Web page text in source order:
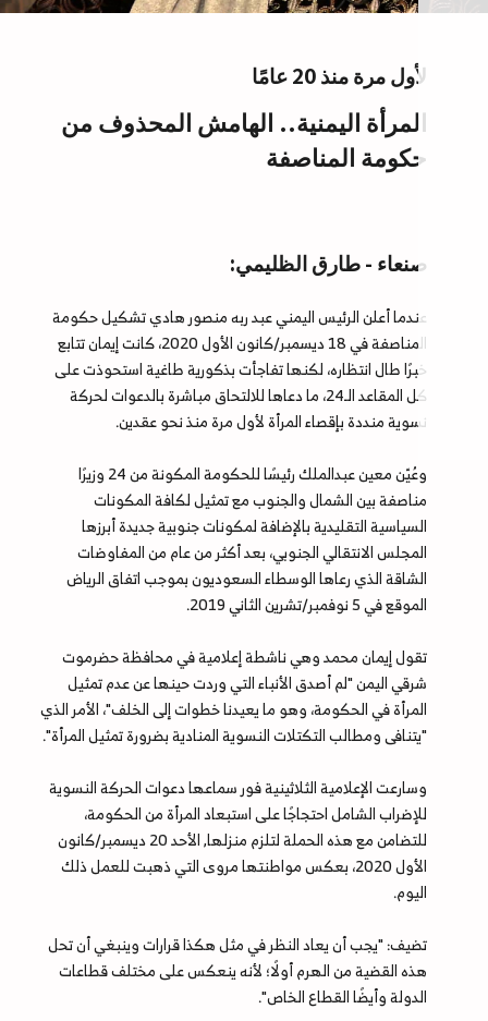
لأول مرة منذ 20 عامًا
المرأة اليمنية.. الهامش المحذوف من
حكومة المناصفة
صنعاء - طارق الظليمي:
عندما أعلن الرئيس اليمني عبد ربه منصور هادي تشكيل حكومة
المناصفة في 18 ديسمبر/كانون الأول 2020، كانت إيمان تتابع
خبرًا طال انتظاره، لكنها تفاجأت بذكورية طاغية استحوذت على
كل المقاعد الـ24، ما دعاها للالتحاق مباشرة بالدعوات لحركة
نسوية منددة بإقصاء المرأة لأول مرة منذ نحو عقدين.
وعُيّن معين عبدالملك رئيسًا للحكومة المكونة من 24 وزيرًا
مناصفة بين الشمال والجنوب مع تمثيل لكافة المكونات
السياسية التقليدية بالإضافة لمكونات جنوبية جديدة أبرزها
المجلس الانتقالي الجنوبي، بعد أكثر من عام من المفاوضات
الشاقة الذي رعاها الوسطاء السعوديون بموجب اتفاق الرياض
الموقع في 5 نوفمبر/تشرين الثاني 2019.
تقول إيمان محمد وهي ناشطة إعلامية في محافظة حضرموت
شرقي اليمن "لم أصدق الأنباء التي وردت حينها عن عدم تمثيل
المرأة في الحكومة، وهو ما يعيدنا خطوات إلى الخلف"، الأمر الذي
"يتنافى ومطالب التكتلات النسوية المنادية بضرورة تمثيل المرأة".
وسارعت الإعلامية الثلاثينية فور سماعها دعوات الحركة النسوية
للإضراب الشامل احتجاجًا على استبعاد المرأة من الحكومة،
للتضامن مع هذه الحملة لتلزم منزلها, الأحد 20 ديسمبر/كانون
الأول 2020، بعكس مواطنتها مروى التي ذهبت للعمل ذلك
اليوم.
تضيف: "يجب أن يعاد النظر في مثل هكذا قرارات وينبغي أن تحل
هذه القضية من الهرم أولًا؛ لأنه ينعكس على مختلف قطاعات
الدولة وأيضًا القطاع الخاص".